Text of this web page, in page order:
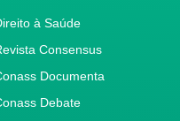
à Saúde
Consensus
Documenta
Debate